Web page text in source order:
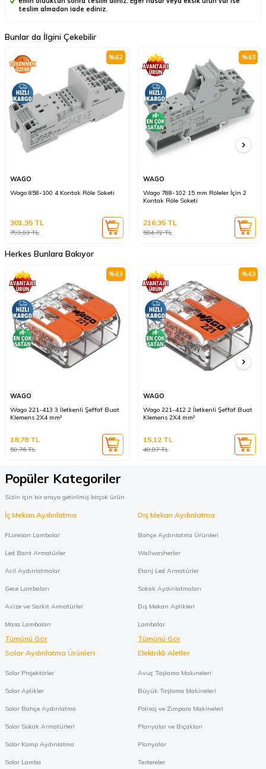
teslim almadan iade ediniz.
Bunlar da İlgini Çekebilir
%62
WAGO
Wago 858-100 4 Kontak Röle Soketi
793,03TL
301,35 TL
%63
WAGO
Wago 788-102 15 mm Röleler İçin 2
Kontak Röle Soketi
584,72TL
216,35TL
Herkes Bunlara Bakıyor
%63
WAGO
Wago 221-413 3 İletkenli Şeffaf Buat
Klemens 2X4 mm²
50,76TL
18,78TL
%63
WAGO
Wago 221-412 2 İletkenli Şeffaf Buat
Klemens 2X4 mm²
40,87TL
15,12TL
Popüler Kategoriler
Sizin için bir araya getirilmiş birçok ürün
İç Mekan Aydınlatma
FLoresan Lambalar
Led Bant Armatürler
Acil Aydınlatmalar
Gece Lambaları
Avize ve Sarkıt Armatürler
Masa Lambaları
Tümünü Gör
Dış Mekan Aydınlatma
Bahçe Aydınlatma Ürünleri
Wallwasherlar
Etanj Led Armatürler
Sokak Aydınlatmaları
Dış Mekan Aplikleri
Lambalar
Tümünü Gör
Solar Aydınlatma Ürünleri
Solar Projektörler
Solar Aplikler
Solar Bahçe Aydınlatma
Solar Sokak Armatürleri
Solar Kamp Aydınlatma
Solar Lamba
Elektrikli Aletler
Avuç Taşlama Makineleri
Büyük Taşlama Makineleri
Polisaj ve Zımpara Makineleri
Planyalar ve Bıçakları
Planyalar
Testereler